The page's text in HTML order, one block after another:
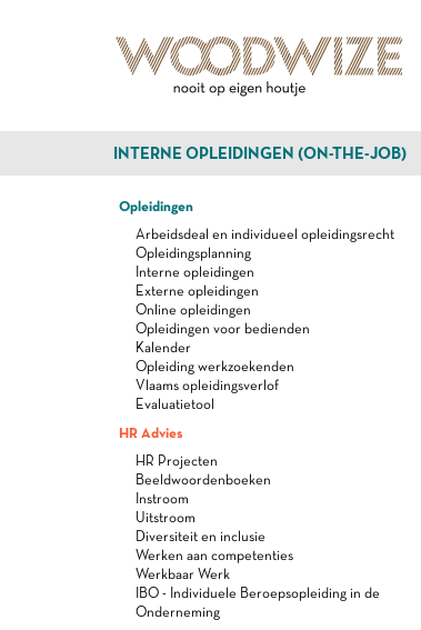
INTERNE OPLEIDINGEN (ON-THE-JOB)
Opleidingen
Arbeidsdeal en individueel opleidingsrecht
Opleidingsplanning
Interne opleidingen
Externe opleidingen
Online opleidingen
Opleidingen voor bedienden
Kalender
Opleiding werkzoekenden
Vlaams opleidingsverlof
Evaluatietool
HR Advies
HR Projecten
Beeldwoordenboeken
Instroom
Uitstroom
Diversiteit en inclusie
Werken aan competenties
Werkbaar Werk
IBO - Individuele Beroepsopleiding in de
Onderneming